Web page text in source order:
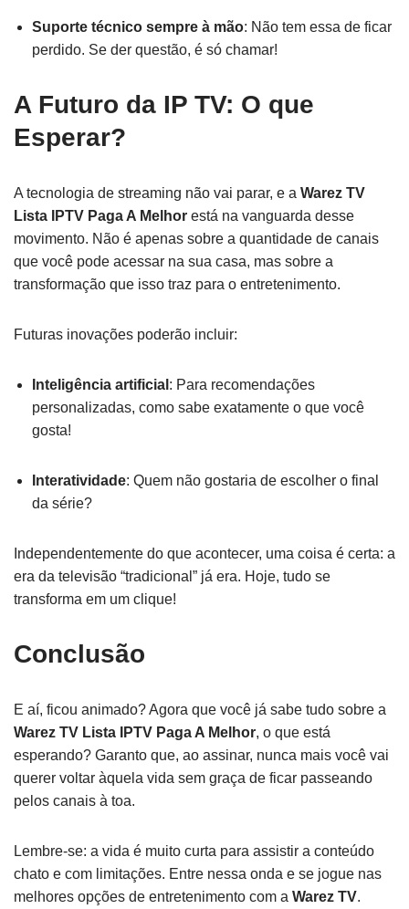
Suporte técnico sempre à mão: Não tem essa de ficar
perdido. Se der questão, é só chamar!
A Futuro da IP TV: O que
Esperar?
A tecnologia de streaming não vai parar, e a Warez TV
Lista IPTV Paga A Melhor está na vanguarda desse
movimento. Não é apenas sobre a quantidade de canais
que você pode acessar na sua casa, mas sobre a
transformação que isso traz para o entretenimento.
Futuras inovações poderão incluir:
Inteligência artificial : Para recomendações
personalizadas, como sabe exatamente o que você
gosta!
Interatividade: Quem não gostaria de escolher o final
da série?
Independentemente do que acontecer, uma coisa é certa: a
era da televisão “tradicional” já era. Hoje, tudo se
transforma em um clique!
Conclusão
E aí, ficou animado? Agora que você já sabe tudo sobre a
Warez TV Lista IPTV Paga A Melhor, o que está
esperando? Garanto que, ao assinar, nunca mais você vai
querer voltar àquela vida sem graça de ficar passeando
pelos canais à toa.
Lembre-se: a vida é muito curta para assistir a conteúdo
chato e com limitações. Entre nessa onda e se jogue nas
melhores opções de entretenimento com a Warez TV.